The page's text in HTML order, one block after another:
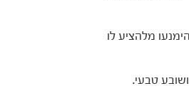
מלהציע לו
טבעי.